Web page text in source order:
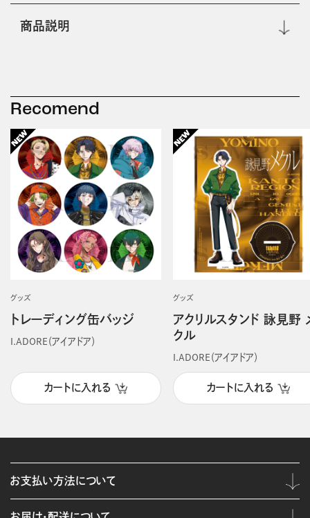
商品説明
Recomend
グッズ
トレーディング缶バッジ
I.ADORE（アイアドア）
カートに入れる
グッズ
アクリルスタンド 詠見野
クル
I.ADORE（アイアドア）
カートに入れる
お支払い方法について